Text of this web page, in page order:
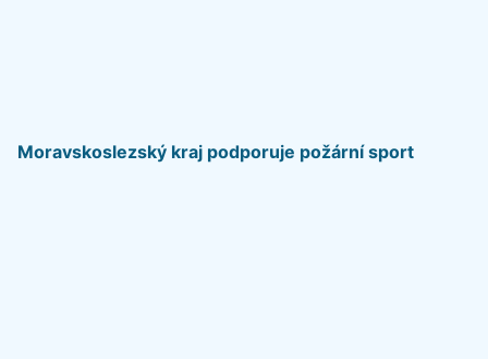
Moravskoslezský kraj podporuje požární sport